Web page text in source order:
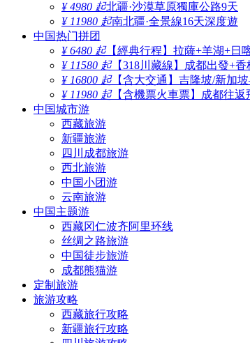
¥ 4980 起北疆·沙漠草原獨庫公路9天
¥ 11980 起南北疆·全景線16天深度遊
中国热门拼团
¥ 6480 起【經典行程】拉薩+羊湖+日
¥ 11580 起【318川藏線】成都出發+
¥ 16800 起【含大交通】吉隆坡/新加
¥ 11980 起【含機票火車票】成都往返
中国城市游
西藏旅游
新疆旅游
四川成都旅游
西北旅游
中国小团游
云南旅游
中国主题游
西藏冈仁波齐阿里环线
丝绸之路旅游
中国徒步旅游
成都熊猫游
定制旅游
旅游攻略
西藏旅行攻略
新疆旅行攻略